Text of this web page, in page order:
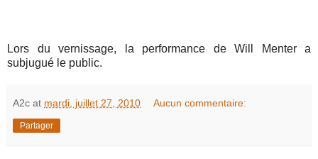
Lors du vernissage, la performance de Will Menter a
subjugué le public.
A2c at mardi, juillet 27, 2010 Aucun commentaire:
Partager